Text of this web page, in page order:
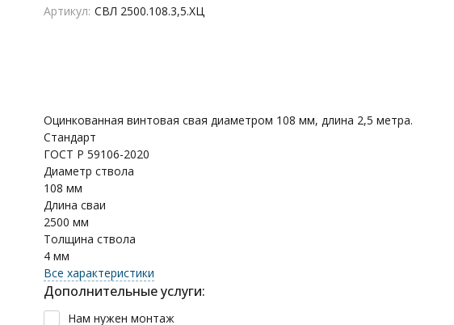
Артикул: СВЛ 2500.108.3,5.ХЦ
Оцинкованная винтовая свая диаметром 108 мм, длина 2,5 метра.
Стандарт
ГОСТ Р 59106-2020
Диаметр ствола
108 мм
Длина сваи
2500 мм
Толщина ствола
4 мм
Все характеристики
Дополнительные услуги:
Нам нужен монтаж